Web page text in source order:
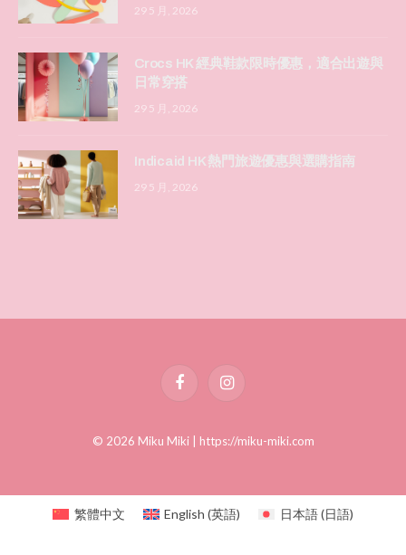
29 5 月, 2026
Crocs HK 經典鞋款限時優惠，適合出遊與
日常穿搭
29 5 月, 2026
Indicaid HK 熱門旅遊優惠與選購指南
29 5 月, 2026
FacebookInstagram
© 2026 Miku Miki | https://miku-miki.com
繁體中文 English (英語) 日本語(日語)